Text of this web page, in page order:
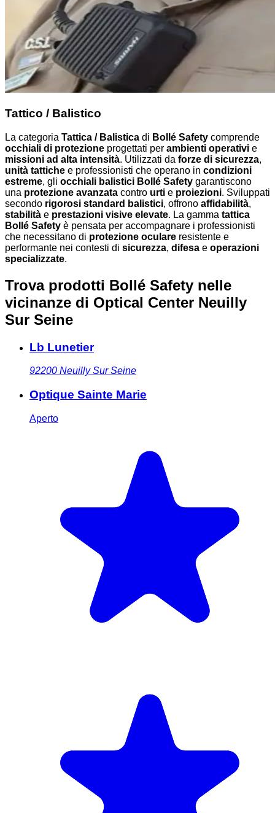
Tattico / Balistico
La categoria Tattica / Balistica di Bollé Safety comprende
occhiali di protezione progettati per ambienti operativi e
missioni ad alta intensità. Utilizzati da forze di sicurezza,
unità tattiche e professionisti che operano in condizioni
estreme, gli occhiali balistici Bollé Safety garantiscono
una protezione avanzata contro urti e proiezioni. Sviluppati
secondo rigorosi standard balistici, offrono affidabilità,
stabilità e prestazioni visive elevate. La gamma tattica
Bollé Safety è pensata per accompagnare i professionisti
che necessitano di protezione oculare resistente e
performante nei contesti di sicurezza, difesa e operazioni
specializzate.
Trova prodotti Bollé Safety nelle
vicinanze di Optical Center Neuilly
Sur Seine
Lb Lunetier
92200 Neuilly Sur Seine
Optique Sainte Marie
Aperto